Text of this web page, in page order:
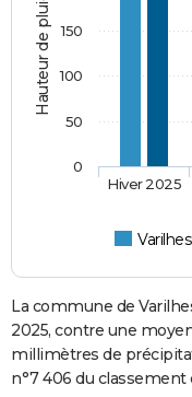
Varilhes
Hiver 2025
0
50
100
150
La commune de
2025, contre une
millimètres de
n°7 406 du classement